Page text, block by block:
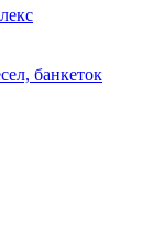
банкеток